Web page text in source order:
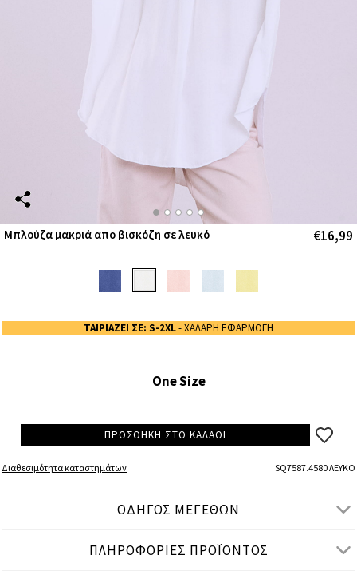
Μπλούζα μακριά απο βισκόζη σε λευκό €16,99
ΤΑΙΡΙΑΖΕΙ ΣΕ: S-2XL- ΧΑΛΑΡΗ ΕΦΑΡΜΟΓΗ
One Size
ΠΡΟΣΘΗΚΗ ΣΤΟ ΚΑΛΑΘΙ
Διαθεσιμότητα καταστημάτων SQ7587.4580 ΛΕΥΚΟ
ΟΔΗΓΟΣ ΜΕΓΕΘΩΝ
● ΧΑΛΑΡΗ ΕΦΑΡΜΟΓΗΠΛΗΡΟΦΟΡΙΕΣ ΠΡΟΪΟΝΤΟΣ